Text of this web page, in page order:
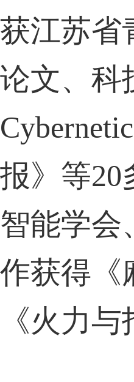
获江苏省
论文、科
报》等20
智能学会
作获得《
《火力